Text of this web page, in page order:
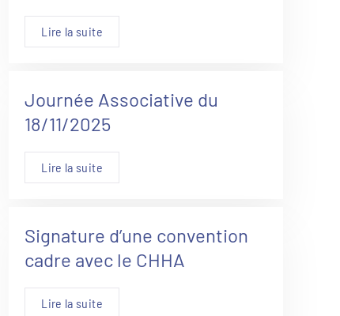
Lire la suite
Journée Associative du
18/11/2025
Lire la suite
Signature d’une convention
cadre avec le CHHA
Lire la suite